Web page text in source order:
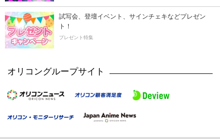
試写会、登壇イベント、サインチェキなどプレゼン
ト！
プレゼント特集
オリコングループサイト